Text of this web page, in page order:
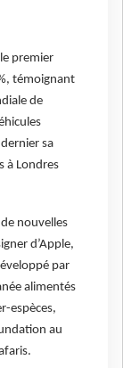
premier
témoignant
de
sa
à Londres
nouvelles
d’Apple,
par
alimentés
espèces,
au